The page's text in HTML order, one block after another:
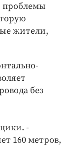
проблемы
жители,
без
-
160 метров,